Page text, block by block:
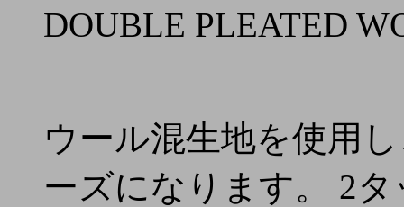
DOUBLE PLEATED
ウール混生地を使用
ーズになります。 2